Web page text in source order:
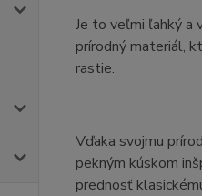
Je to veľmi ľahký a
prírodný materiál,
rastie.
Vďaka svojmu
pekným kúskom
prednosť